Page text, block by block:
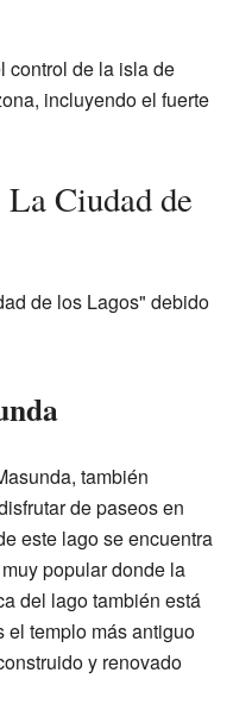
control de la isla de
incluyendo el fuerte
Ciudad de
de los Lagos" debido
también
de paseos en
este lago se encuentra
popular donde la
del lago también está
el templo más antiguo
y renovado